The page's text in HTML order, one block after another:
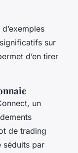
sur
d’en tirer
un
de trading
séduits par